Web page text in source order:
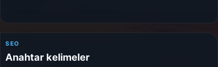
SEO
Anahtar kelimeler